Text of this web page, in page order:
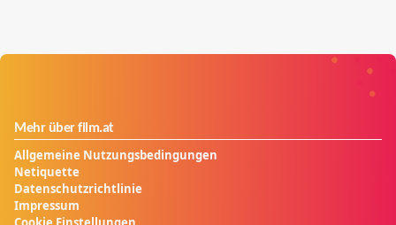
Mehr über film.at
Allgemeine Nutzungsbedingungen
Netiquette
Datenschutzrichtlinie
Impressum